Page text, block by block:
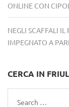
ONLINE CON
NEGLI SCAFFALI
IMPEGNATO A
CERCA IN
Search